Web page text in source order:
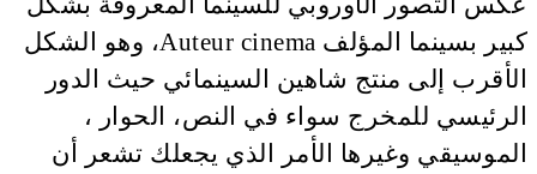
كبير بسينما المؤلف Auteur cinema، وهو الشكل
الأقرب إلى منتج شاهين السينمائي حيث الدور
الرئيسي للمخرج سواء في النص، الحوار ،
الموسيقي وغيرها الأمر الذي يجعلك تشعر أن